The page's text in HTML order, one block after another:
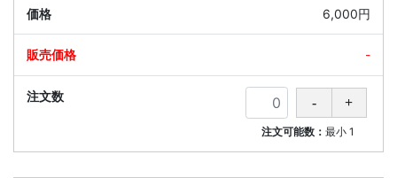
6,000円
-
注文可能数：最小 1